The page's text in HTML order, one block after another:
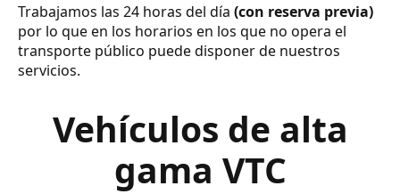
Trabajamos las 24 horas del día (con reserva previa)
por lo que en los horarios en los que no opera el
transporte público puede disponer de nuestros
servicios.
Vehículos de alta
gama VTC